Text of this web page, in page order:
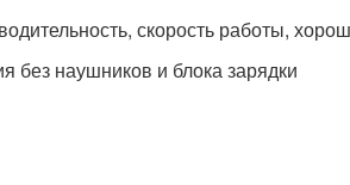
скорость работы,
без наушников и блока зарядки